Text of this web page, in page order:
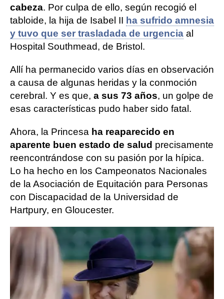
cabeza. Por culpa de ello, según recogió el
tabloide, la hija de Isabel II ha sufrido amnesia
y tuvo que ser trasladada de urgencia al
Hospital Southmead, de Bristol.
Allí ha permanecido varios días en observación
a causa de algunas heridas y la conmoción
cerebral. Y es que, a sus 73 años, un golpe de
esas características pudo haber sido fatal.
Ahora, la Princesa ha reaparecido en
aparente buen estado de salud precisamente
reencontrándose con su pasión por la hípica.
Lo ha hecho en los Campeonatos Nacionales
de la Asociación de Equitación para Personas
con Discapacidad de la Universidad de
Hartpury, en Gloucester.